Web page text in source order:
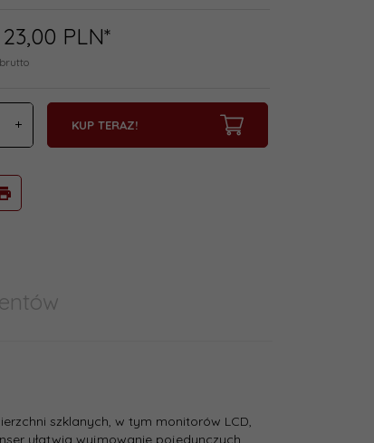
PLN*
KUP TERAZ!
szklanych, w tym monitorów LCD,
ułatwia wyjmowanie pojedynczych